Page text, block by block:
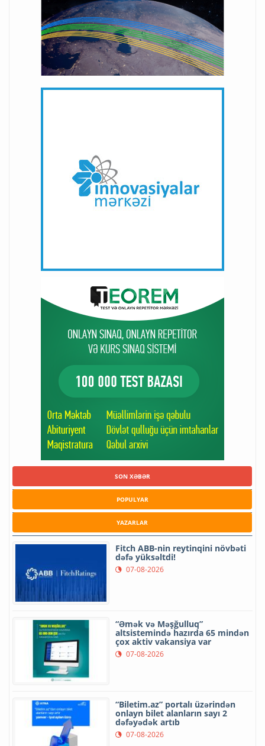
SON XƏBƏR
POPULYAR
YAZARLAR
Fitch ABB-nin reytinqini növbəti
dəfə yüksəltdi!
07-08-2026
“Əmək və Məşğulluq”
altsistemində hazırda 65 mindən
çox aktiv vakansiya var
07-08-2026
“Biletim.az” portalı üzərindən
onlayn bilet alanların sayı 2
dəfəyədək artıb
07-08-2026